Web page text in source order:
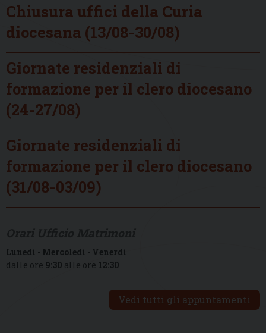
Chiusura uffici della Curia
diocesana (13/08-30/08)
Giornate residenziali di
formazione per il clero diocesano
(24-27/08)
Giornate residenziali di
formazione per il clero diocesano
(31/08-03/09)
Lunedì - Mercoledì - Venerdì
dalle ore 9:30 alle ore 12:30
Vedi tutti gli appuntamenti